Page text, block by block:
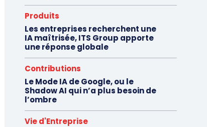
Produits
Les entreprises recherchent une
IA maîtrisée, ITS Group apporte
une réponse globale
Contributions
Le Mode IA de Google, ou le
Shadow AI qui n’a plus besoin de
l’ombre
Vie d'Entreprise